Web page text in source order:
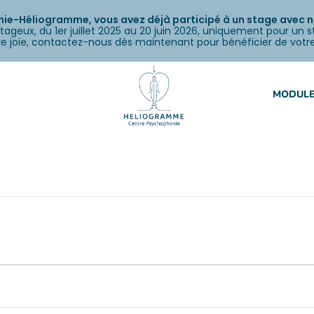
Héliogramme, vous avez déjà participé à un stage avec
du 1er juillet 2025 au 20 juin 2026, uniquement pour un
joie, contactez-nous dès maintenant pour bénéficier de